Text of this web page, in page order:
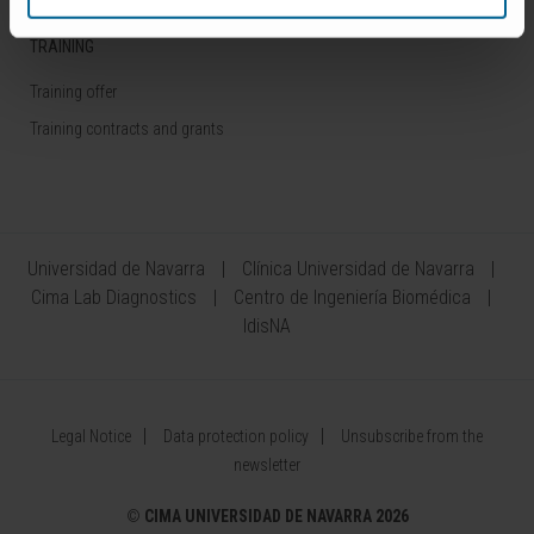
TRAINING
Training offer
Training contracts and grants
Universidad de Navarra
Clínica Universidad de Navarra
Cima Lab Diagnostics
Centro de Ingeniería Biomédica
IdisNA
Legal Notice Data protection policy
Unsubscribe from the
newsletter
© CIMA UNIVERSIDAD DE NAVARRA 2026